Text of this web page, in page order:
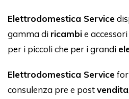
Elettrodomestica Service
gamma di ricambie
per i piccoli che per i grandi
Elettrodomestica Service
consulenza pre e postvendita